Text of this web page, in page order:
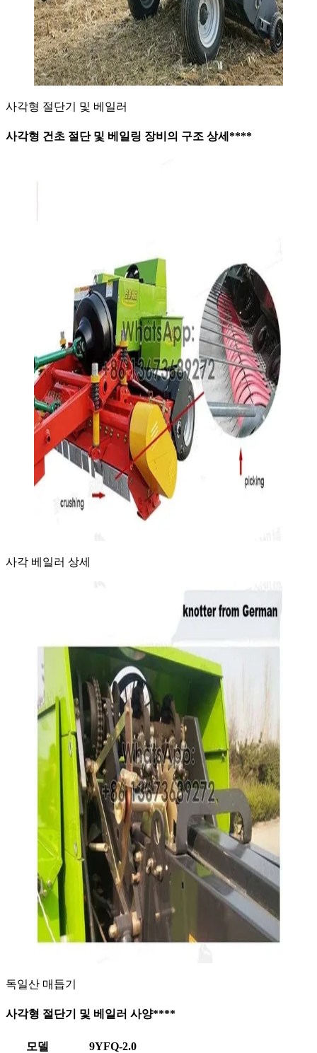
사각형 절단기 및 베일러
사각형 건초 절단 및 베일링 장비의 구조 상세 ****
사각 베일러 상세
독일산 매듭기
사각형 절단기 및 베일러 사양****
모델
9YFQ-2.0